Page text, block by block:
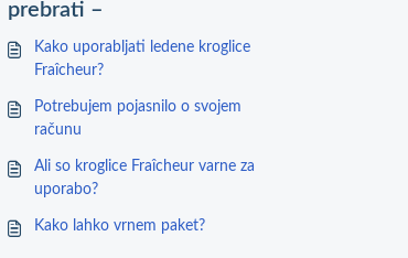
prebrati –
Kako uporabljati ledene kroglice
Fraîcheur?
Potrebujem pojasnilo o svojem
računu
Ali so kroglice Fraîcheur varne za
uporabo?
Kako lahko vrnem paket?